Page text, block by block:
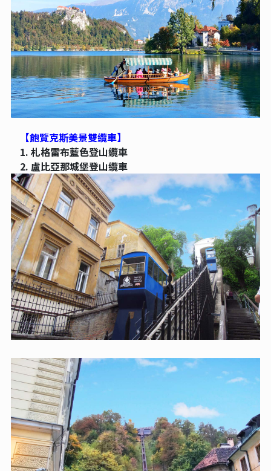
【飽覽克斯美景雙纜車】
1. 札格雷布藍色登山纜車
2. 盧比亞那城堡登山纜車